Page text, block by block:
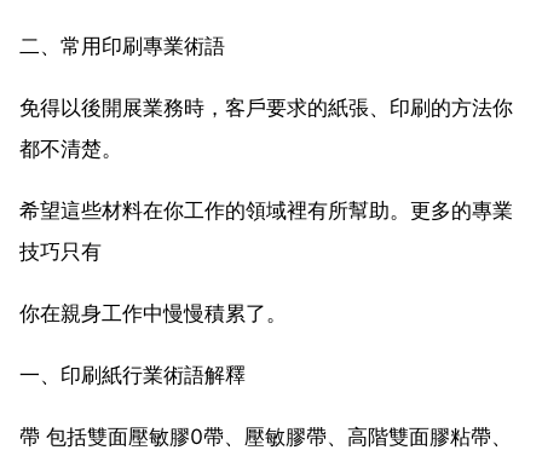
二、常用印刷專業術語
免得以後開展業務時，客戶要求的紙張、印刷的方法你
都不清楚。
希望這些材料在你工作的領域裡有所幫助。更多的專業
技巧只有
你在親身工作中慢慢積累了。
一、印刷紙行業術語解釋
帶 包括雙面壓敏膠0帶、壓敏膠帶、高階雙面膠粘帶、